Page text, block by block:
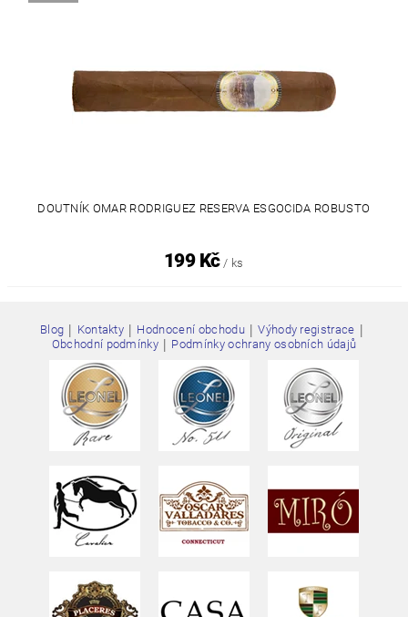
DOUTNÍK OMAR RODRIGUEZ RESERVA ESGOCIDA ROBUSTO
199 Kč / ks
Blog Kontakty Hodnocení obchodu Výhody registrace
Obchodní podmínky Podmínky ochrany osobních údajů